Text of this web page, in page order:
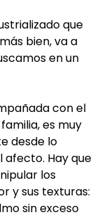
que
bien, va a
en un
con el
es muy
desde lo
Hay que
los
y sus texturas:
sin exceso